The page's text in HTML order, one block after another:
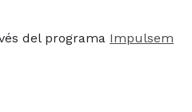
del programa Impulsem